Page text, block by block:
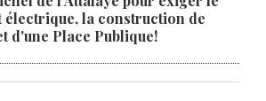
électrique, la construction de
d'une Place Publique!